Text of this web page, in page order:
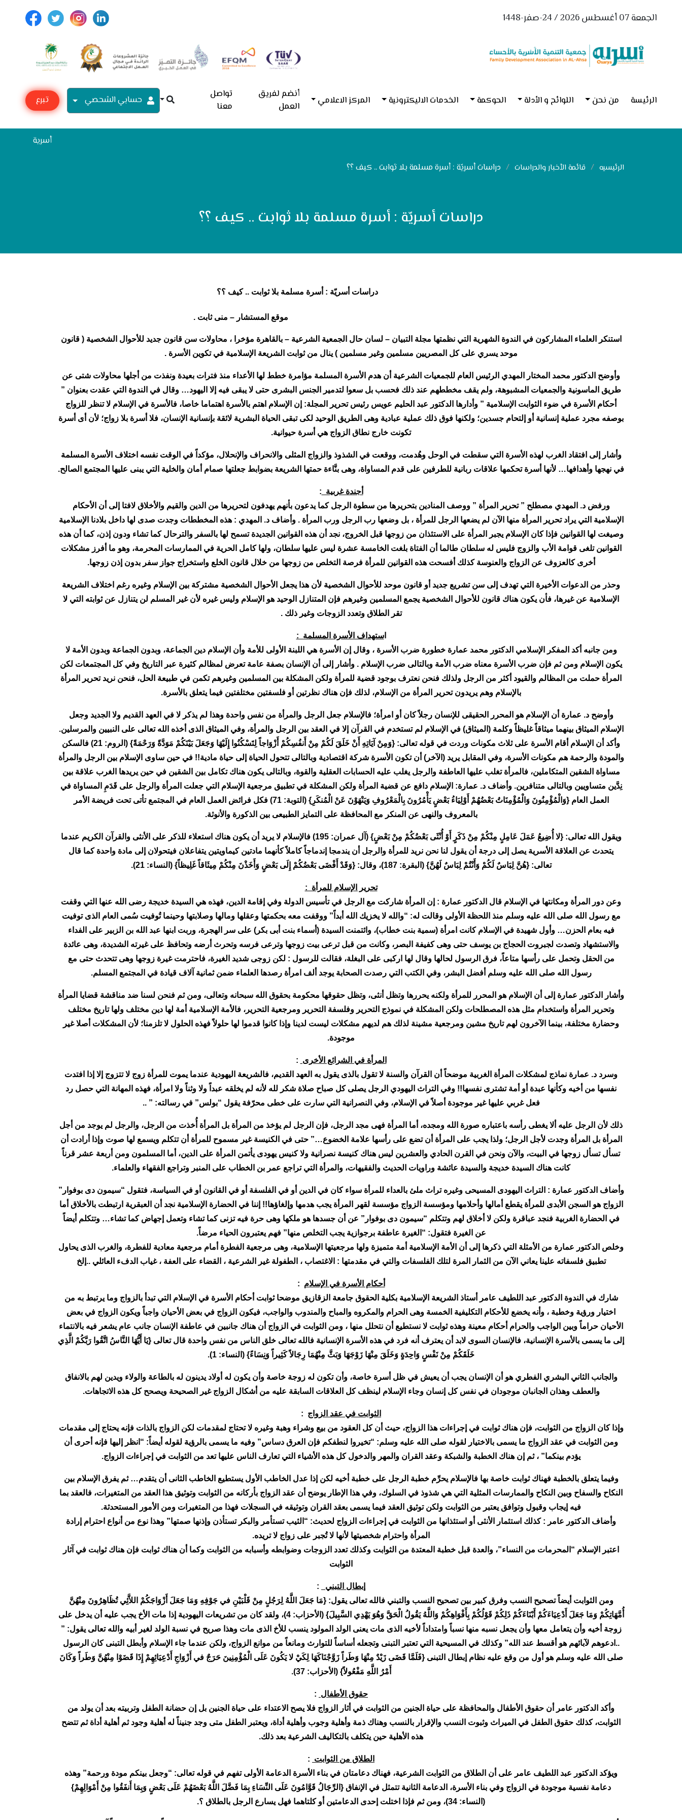
الجمعة 07 أغسطس 2026 / 24-صفر-1448
الرئيسة من نحن اللوائح و الأدلة الحوكمة الخدمات الاليكترونية المركز الاعلامي
أنضم لفريق
العمل
تواصل
معنا
حسابي الشحصي
تبرع
أسرية
الرئيسيه قائمة الأخبار والدراسات دراسات أسريّة : أسرة مسلمة بلا ثوابت .. كيف ؟؟
دراسات أسريّة : أسرة مسلمة بلا ثوابت .. كيف ؟؟
دراسات أسريّة : أسرة مسلمة بلا ثوابت .. كيف ؟؟
موقع المستشار – منى ثابت .
استنكر العلماء المشاركون في الندوة الشهرية التي نظمتها مجلة التبيان – لسان حال الجمعية الشرعية – بالقاهرة مؤخرا ، محاولات سن قانون جديد للأحوال الشخصية ( قانون
موحد يسري على كل المصريين مسلمين وغير مسلمين ) ينال من ثوابت الشريعة الإسلامية في تكوين الأسرة .
وأوضح الدكتور محمد المختار المهدي الرئيس العام للجمعيات الشرعية أن هدم الأسرة المسلمة مؤامرة خطط لها الأعداء منذ فترات بعيدة ونفذت من أجلها محاولات شتى عن
طريق الماسونية والجمعيات المشبوهة، ولم يقف مخططهم عند ذلك فحسب بل سعوا لتدمير الجنس البشرى حتى لا يبقى فيه إلا اليهود… وقال في الندوة التي عقدت بعنوان ”
أحكام الأسرة في ضوء الثوابت الإسلامية ” وأدارها الدكتور عبد الحليم عويس رئيس تحرير المجلة: إن الإسلام اهتم بالأسرة اهتماما خاصا، فالأسرة في الإسلام لا تنظر للزواج
بوصفه مجرد عملية إنسانية أو إلتحام جسدين؛ ولكنها فوق ذلك عملية عبادية وهى الطريق الوحيد لكى تبقى الحياة البشرية لائقة بإنسانية الإنسان، فلا أسرة بلا زواج؛ لأن أى أسرة
تكونت خارج نطاق الزواج هي أسرة حيوانية.
وأشار إلى افتقاد الغرب لهذه الأسرة التي سقطت في الوحل وهُدمت، ووقعت في الشذوذ والزواج المثلى والانحراف والإنحلال، مؤكداً في الوقت نفسه اختلاف الأسرة المسلمة
في نهجها وأهدافها… لأنها أسرة تحكمها علاقات ربانية للطرفين على قدم المساواة، وهى بنَّاءة حمتها الشريعة بضوابط جعلتها صمام أمان والخلية التي يبنى عليها المجتمع الصالح.
أجندة غربية :
ورفض د. المهدي مصطلح ” تحرير المرأة ” ووصف المنادين بتحريرها من سطوة الرجل كما يدعون بأنهم يهدفون لتحريرها من الدين والقيم والأخلاق لافتا إلى أن الأحكام
الإسلامية التي يراد تحرير المرأة منها الآن لم يضعها الرجل للمرأة ، بل وضعها رب الرجل ورب المرأة . وأضاف د. المهدي : هذه المخططات وجدت صدى لها داخل بلادنا الإسلامية
وصيغت لها القوانين فإذا كان الإسلام يجبر المرأة على الاستئذان من زوجها قبل الخروج، نجد أن هذه القوانين الجديدة تسمح لها بالسفر والترحال كما تشاء ودون إذن، كما أن هذه
القوانين تلغى قوامة الأب والزوج فليس له سلطان طالما أن الفتاة بلغت الخامسة عشرة ليس عليها سلطان، ولها كامل الحرية في الممارسات المحرمة، وهو ما أفرز مشكلات
أخرى كالعزوف عن الزواج والعنوسة كذلك أفسحت هذه القوانين للمرأة فرصة التخلص من زوجها من خلال قانون الخلع واستخراج جواز سفر بدون إذن زوجها.
وحذر من الدعوات الأخيرة التي تهدف إلى سن تشريع جديد أو قانون موحد للأحوال الشخصية لأن هذا يجعل الأحوال الشخصية مشتركة بين الإسلام وغيره رغم اختلاف الشريعة
الإسلامية عن غيرها، فأن يكون هناك قانون للأحوال الشخصية يجمع المسلمين وغيرهم فإن المتنازل الوحيد هو الإسلام وليس غيره لأن غير المسلم لن يتنازل عن ثوابته التي لا
تقر الطلاق وتعدد الزوجات وغير ذلك .
استهداف الأسرة المسلمة :
ومن جانبه أكد المفكر الإسلامي الدكتور محمد عمارة خطورة ضرب الأسرة ، وقال إن الأسرة هي اللبنة الأولى للأمة وأن الإسلام دين الجماعة، وبدون الجماعة وبدون الأمة لا
يكون الإسلام ومن ثم فإن ضرب الأسرة معناه ضرب الأمة وبالتالى ضرب الإسلام . وأشار إلى أن الإنسان بصفة عامة تعرض لمظالم كثيرة عبر التاريخ وفي كل المجتمعات لكن
المرأة حملت من المظالم والقيود أكثر من الرجل ولذلك فنحن نعترف بوجود قضية للمرأة ولكن المشكلة بين المسلمين وغيرهم تكمن في طبيعة الحل، فنحن نريد تحرير المرأة
بالإسلام وهم يريدون تحرير المرأة من الإسلام، لذلك فإن هناك نظرتين أو فلسفتين مختلفتين فيما يتعلق بالأسرة.
وأوضح د. عمارة أن الإسلام هو المحرر الحقيقى للإنسان رجلاً كان أو امرأة؛ فالإسلام جعل الرجل والمرأة من نفس واحدة وهذا لم يذكر لا في العهد القديم ولا الجديد وجعل
الإسلام الميثاق بينهما ميثاقاً غليظاً وكلمة (الميثاق) في الإسلام لم تستخدم في القرآن إلا في العقد بين الرجل والمرأة، وفي الميثاق الذى أخذه الله تعالى على النبيين والمرسلين.
وأكد أن الإسلام أقام الأسرة على ثلاث مكونات وردت في قوله تعالى: {وَمِنْ آيَاتِهِ أَنْ خَلَقَ لَكُمْ مِنْ أَنفُسِكُمْ أَزْوَاجاً لِتَسْكُنُوا إِلَيْهَا وَجَعَلَ بَيْنَكُمْ مَوَدَّةً وَرَحْمَةً} (الروم: 21) فالسكن
والمودة والرحمة هم مكونات الأسرة، وفي المقابل يريد (الآخر) أن تكون الأسرة شركة اقتصادية وبالتالى تتحول الحياة إلى حياة مادية!! في حين ساوى الإسلام بين الرجل والمرأة
مساواة الشقين المتكاملين، فالمرأة تغلب عليها العاطفة والرجل يغلب عليه الحسابات العقلية والقوة، وبالتالى يكون هناك تكامل بين الشقين في حين يريدها الغرب علاقة بين
نِدَّين متساويين وبالتالى متنافرين. وأضاف د. عمارة: الإسلام دافع عن قضية المرأة ولكن المشكلة في تطبيق مرجعية الإسلام التي جعلت المرأة والرجل على قَدَمِ المساواة في
العمل العام {وَالْمُؤْمِنُونَ وَالْمُؤْمِنَاتُ بَعْضُهُمْ أَوْلِيَاءُ بَعْضٍ يَأْمُرُونَ بِالْمَعْرُوفِ وَيَنْهَوْنَ عَنْ الْمُنكَرِ} (التوبة: 71) فكل فرائض العمل العام في المجتمع تأتى تحت فريضة الأمر
بالمعروف والنهى عن المنكر مع المحافظة على التمايز الطبيعى بين الذكورة والأنوثة.
ويقول الله تعالى: {لا أُضِيعُ عَمَلَ عَامِلٍ مِنْكُمْ مِنْ ذَكَرٍ أَوْ أُنْثَى بَعْضُكُمْ مِنْ بَعْضٍ} (آل عمران: 195) فالإسلام لا يريد أن يكون هناك استعلاء للذكر على الأنثى والقرآن الكريم عندما
يتحدث عن العلاقة الأسرية يصل إلى درجة أن يقول لنا نحن نريد للمرأة والرجل أن يندمجا إندماجاً كاملاً كأنهما مادتين كيماويتين يتفاعلان فيتحولان إلى مادة واحدة كما قال
تعالى: {هُنَّ لِبَاسٌ لَكُمْ وَأَنْتُمْ لِبَاسٌ لَهُنَّ} (البقرة: 187)، وقال: {وَقَدْ أَفْضَى بَعْضُكُمْ إِلَى بَعْضٍ وَأَخَذْنَ مِنْكُمْ مِيثَاقاً غَلِيظاً} (النساء: 21).
تحرير الإسلام للمرأة :
وعن دور المرأة ومكانتها في الإسلام قال الدكتور عمارة : إن المرأة شاركت مع الرجل في تأسيس الدولة وفي إقامة الدين، فهذه هي السيدة خديجة رضى الله عنها التي وقفت
مع رسول الله صلى الله عليه وسلم منذ اللحظة الأولى وقالت له: “والله لا يخزيك الله أبداً” ووقفت معه بحكمتها وعقلها ومالها وصلابتها وحينما تُوفيت سُمى العام الذى توفيت
فيه بعام الحزن… وأول شهيدة في الإسلام كانت امرأة (سمية بنت خطاب)، وائتمنت السيدة (أسماء بنت أبى بكر) على سر الهجرة، وربت ابنها عبد الله بن الزبير على الفداء
والاستشهاد وتصدت لجبروت الحجاج بن يوسف حتى وهى كفيفة البصر، وكانت من قبل ترعى بيت زوجها وترعى فرسه وتحرث أرضه وتحافظ على غيرته الشديدة، وهى عائدة
من الحقل وتحمل على رأسها متاعاً، فرق الرسول لحالها وقال لها اركبى على البغلة، فقالت للرسول : لكن زوجى شديد الغيرة، فاحترمت غيرة زوجها وهى تتحدث حتى مع
رسول الله صلى الله عليه وسلم أفضل البشر، وفي الكتب التي رصدت الصحابة يوجد ألف امرأة رصدها العلماء ضمن ثمانية آلاف قيادة في المجتمع المسلم.
وأشار الدكتور عمارة إلى أن الإسلام هو المحرر للمرأة ولكنه يحررها وتظل أنثى، وتظل حقوقها محكومة بحقوق الله سبحانه وتعالى، ومن ثم فنحن لسنا ضد مناقشة قضايا المرأة
وتحرير المرأة واستخدام مثل هذه المصطلحات ولكن المشكلة في نموذج التحرير وفلسفة التحرير ومرجعية التحرير، فالأمة الإسلامية أمة لها دين مختلف ولها تاريخ مختلف
وحضارة مختلفة، بينما الآخرون لهم تاريخ مشين ومرجعية مشينة لذلك هم لديهم مشكلات ليست لدينا وإذا كانوا قدموا لها حلولاً فهذه الحلول لا تلزمنا؛ لأن المشكلات أصلا غير
موجودة.
المرأة في الشرائع الأخرى :
وسرد د. عمارة نماذج لمشكلات المرأة الغربية موضحاً أن القرآن والسنة لا تقول بالذى يقول به العهد القديم، فالشريعة اليهودية عندما يموت للمرأة زوج لا تتزوج إلا إذا افتدت
نفسها من أخيه وكأنها عبدة أو أمة تشترى نفسها!! وفي التراث اليهودي الرجل يصلى كل صباح صلاة شكر لله لأنه لم يخلقه عبداً ولا وثناً ولا امرأة، فهذه المهانة التي حصل رد
فعل غربي عليها غير موجودة أصلاً في الإسلام، وفي النصرانية التي سارت على خطى محرّفة يقول “بولس” في رسالته: ” ..
ذلك لأن الرجل عليه ألا يغطى رأسه باعتباره صورة الله ومجده، أما المرأة فهى مجد الرجل، فإن الرجل لم يؤخذ من المرأة بل المرأة أُخذت من الرجل، والرجل لم يوجد من أجل
المرأة بل المرأة وجدت لأجل الرجل؛ ولذا يجب على المرأة أن تضع على رأسها علامة الخضوع…” حتى في الكنيسة غير مسموح للمرأة أن تتكلم ويسمع لها صوت وإذا أرادت أن
تسأل تسأل زوجها في البيت، والآن ونحن في القرن الحادي والعشرين ليس هناك كنيسة نصرانية ولا كنيس يهودى يأتمن المرأة على الدين، أما المسلمون ومن أربعة عشر قرناً
كانت هناك السيدة خديجة والسيدة عائشة وراويات الحديث والفقيهات، والمرأة التي تراجع عمر بن الخطاب على المنبر وتراجع الفقهاء والعلماء.
وأضاف الدكتور عمارة : التراث اليهودى المسيحى وغيره تراث ملئ بالعداء للمرأة سواء كان في الدين أو في الفلسفة أو في القانون أو في السياسة، فتقول “سيمون دى بوفوار”
الزواج هو السجن الأبدى للمرأة يقطع أمالها وأحلامها ومؤسسة الزواج مؤسسة لقهر المرأة يجب هدمها وإلغاؤها!! إننا في الحضارة الإسلامية نجد أن العبقرية ارتبطت بالأخلاق أما
في الحضارة الغربية فنجد عباقرة ولكن لا أخلاق لهم وتتكلم “سيمون دى بوفوار” عن أن جسدها هو ملكها وهى حرة فيه تزنى كما تشاء وتعمل إجهاض كما تشاء… وتتكلم أيضاً
عن الغيرة فتقول: “الغيرة عاطفة برجوازية يجب التخلص منها” فهم يعتبرون الحياء مرضاً.
وخلص الدكتور عمارة من الأمثلة التي ذكرها إلى أن الأمة الإسلامية أمة متميزة ولها مرجعيتها الإسلامية، وهى مرجعية الفطرة أمام مرجعية معادية للفطرة، والغرب الذى يحاول
تطبيق فلسفاته علينا يعاني الآن من الثمار المرة لتلك الفلسفات والتي في مقدمتها : الاغتصاب ، الطفولة غير الشرعية ، القضاء على العفة ، غياب الدفء العائلي ..إلخ
أحكام الأسرة في الإسلام :
شارك في الندوة الدكتور عبد اللطيف عامر أستاذ الشريعة الإسلامية بكلية الحقوق جامعة الزقازيق موضحا ثوابت أحكام الأسرة في الإسلام التي تبدأ بالزواج وما يرتبط به من
اختيار ورؤية وخطبة ، وأنه يخضع للأحكام التكليفية الخمسة وهى الحرام والمكروه والمباح والمندوب والواجب، فيكون الزواج في بعض الأحيان واجباً ويكون الزواج في بعض
الأحيان حراماً وبين الواجب والحرام أحكام معينة وهذه ثوابت لا نستطيع أن نتحلل منها ، ومن الثوابت في الزواج أن هناك جانبين في عاطفة الإنسان جانب عام يشعر فيه بالانتماء
إلى ما يسمى بالأسرة الإنسانية، فالإنسان السوى لابد أن يعترف أنه فرد في هذه الأسرة الإنسانية فالله تعالى خلق الناس من نفس واحدة قال تعالى {يَا أَيُّهَا النَّاسُ اتَّقُوا رَبَّكُمْ الَّذِي
خَلَقَكُمْ مِنْ نَفْسٍ وَاحِدَةٍ وَخَلَقَ مِنْهَا زَوْجَهَا وَبَثَّ مِنْهُمَا رِجَالاً كَثِيراً وَنِسَاءً} (النساء: 1).
والجانب الثاني البشري الفطري هو أن الإنسان يجب أن يعيش في ظل أسرة خاصة، وأن تكون له زوجة خاصة وأن يكون له أولاد يدينون له بالطاعة والولاء ويدين لهم بالانفاق
والعطف وهذان الجانبان موجودان في نفس كل إنسان وجاء الإسلام لينظف كل العلاقات السابقة عليه من أشكال الزواج غير الصحيحة ويصحح كل هذه الاتجاهات.
الثوابت في عقد الزواج :
وإذا كان الزواج من الثوابت، فإن هناك ثوابت في إجراءات هذا الزواج، حيث أن كل العقود من بيع وشراء وهبة وغيره لا تحتاج لمقدمات لكن الزواج بالذات فإنه يحتاج إلى مقدمات
ومن الثوابت في عقد الزواج ما يسمى بالاختيار لقوله صلى الله عليه وسلم: “تخيروا لنطفكم فإن العرق دساس” وفيه ما يسمى بالرؤية لقوله أيضاً: “انظر إليها فإنه أحرى أن
يؤدم بينكما” ، ثم إن هناك الخطبة والشبكة وعقد القران والمهر والدخول كل هذه الأشياء التي تعارف الناس عليها تعد من الثوابت في إجراءات الزواج.
وفيما يتعلق بالخطبة فهناك ثوابت خاصة بها فالإسلام يحرِّم خطبة الرجل على خطبة أخيه لكن إذا عدل الخاطب الأول يستطيع الخاطب الثانى أن يتقدم… ثم يفرق الإسلام بين
النكاح والسفاح وبين النكاح والممارسات المثلية التي هي شذوذ في السلوك، وفي هذا الإطار يوضح أن عقد الزواج بأركانه من الثوابت وتوثيق هذا العقد من المتغيرات، فالعقد بما
فيه إيجاب وقبول وتوافق يعتبر من الثوابت ولكن توثيق العقد فيما يسمى بعقد القران وتوثيقه في السجلات فهذا من المتغيرات ومن الأمور المستحدثة.
وأضاف الدكتور عامر : كذلك استئمار الأنثى أو استئذانها من الثوابت في إجراءات الزواج لحديث: “الثيب تستأمر والبكر تستأذن وإذنها صمتها” وهذا نوع من أنواع احترام إرادة
المرأة واحترام شخصيتها لأنها لا تُجبر على زواج لا تريده.
اعتبر الإسلام “المحرمات من النساء”، والعدة قبل خطبة المعتدة من الثوابت وكذلك تعدد الزوجات وضوابطه وأسبابه من الثوابت وكما أن هناك ثوابت فإن هناك ثوابت في آثار
الثوابت
إبطال التبني
:
ومن الثوابت أيضاً تصحيح النسب وفرق كبير بين تصحيح النسب والتبني فالله تعالى يقول: {مَا جَعَلَ اللَّهُ لِرَجُلٍ مِنْ قَلْبَيْنِ في جَوْفِهِ وَمَا جَعَلَ أَزْوَاجَكُمْ اللاَّئِي تُظَاهِرُونَ مِنْهُنَّ
أُمَّهَاتِكُمْ وَمَا جَعَلَ أَدْعِيَاءَكُمْ أَبْنَاءَكُمْ ذَلِكُمْ قَوْلُكُمْ بِأَفْوَاهِكُمْ وَاللَّهُ يَقُولُ الْحَقَّ وَهُوَ يَهْدِي السَّبِيلَ} (الأحزاب: 4)، ولقد كان من تشريعات اليهودية إذا مات الأخ يجب عليه أن يدخل على
زوجة أخيه وأن يتعامل معها وأن يجعل نسبه منها نسباً وامتداداً لأخيه الذى مات يعنى الولد المولود ينسب للأخ الذى مات وهذا صريح في نسبة الولد لغير أبيه والله تعالى يقول: ”
..ادعوهم لآبائهم هو أقسط عند الله” وكذلك في المسيحية التي تعتبر التبنى وتجعله أساساً للتوارث ومانعاً من موانع الزواج، ولكن عندما جاء الإسلام وأبطل التبنى كان الرسول
صلى الله عليه وسلم هو أول من وقع عليه نظام إبطال التبنى {فَلَمَّا قَضَى زَيْدٌ مِنْهَا وَطَراً زَوَّجْنَاكَهَا لِكَيْ لا يَكُونَ عَلَى الْمُؤْمِنِينَ حَرَجٌ في أَزْوَاجِ أَدْعِيَائِهِمْ إِذَا قَضَوْا مِنْهُنَّ وَطَراً وَكَانَ
أَمْرُ اللَّهِ مَفْعُولاً} (الأحزاب: 37).
حقوق الأطفال :
وأكد الدكتور عامر أن حقوق الأطفال والمحافظة على حياة الجنين من الثوابت في أثار الزواج فلا يصح الاعتداء على حياة الجنين بل إن حضانة الطفل وتربيته بعد أن يولد من
الثوابت، كذلك حقوق الطفل في الميراث وثبوت النسب والإقرار بالنسب وهناك ذمة وأهلية وجوب وأهلية أداة، ويعتبر الطفل متى وجد جنيناً له أهلية وجود ثم أهلية أداة ثم تتضح
هذه الأهلية حين يتكلف بالتكاليف الشرعية بعد ذلك.
الطلاق من الثوابت :
ويؤكد الدكتور عبد اللطيف عامر على أن الطلاق من الثوابت الشرعية، فهناك دعامتان في بناء الأسرة الدعامة الأولى تفهم في قوله تعالى: “وجعل بينكم مودة ورحمة” وهذه
دعامة نفسية موجودة في الزواج وفي بناء الأسرة، الدعامة الثانية تتمثل في الإنفاق {الرِّجَالُ قَوَّامُونَ عَلَى النِّسَاءِ بِمَا فَضَّلَ اللَّهُ بَعْضَهُمْ عَلَى بَعْضٍ وَبِمَا أَنفَقُوا مِنْ أَمْوَالِهِمْ}
(النساء: 34)، ومن ثم فإذا اختلت إحدى الدعامتين أو كلتاهما فهل يسارع الرجل بالطلاق ؟.